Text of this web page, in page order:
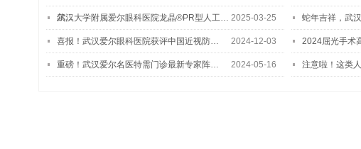
尔…
武汉大学附属爱尔眼科医院龙晶®PR型人工… 2025-03-25 蛇年吉祥，武
喜报！武汉爱尔眼科医院获评中国近视防… 2024-12-03 2024屈光手术
重磅！武汉爱尔名医特需门诊最新专家阵… 2024-05-16 注意啦！这类